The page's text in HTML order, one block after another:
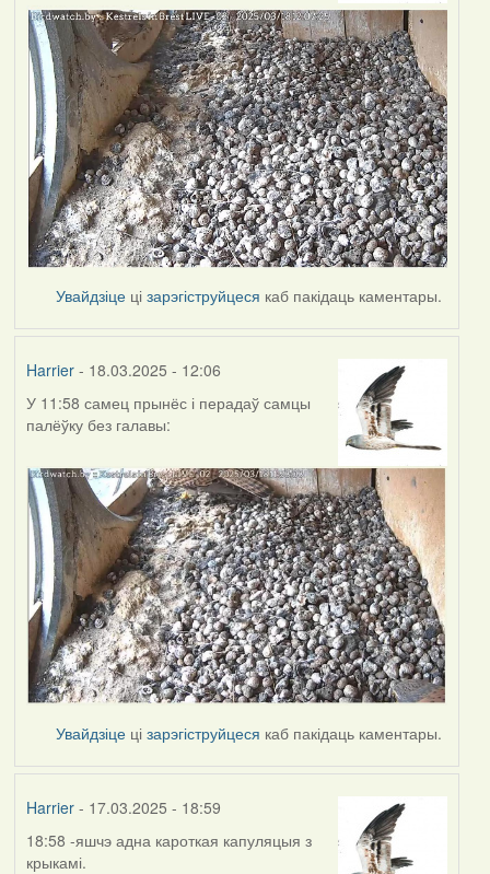
Увайдзіце цізарэгіструйцеся каб пакідаць каментары.
Harrier- 18.03.2025 - 12:06
У 11:58 самец прынёс і перадаў самцы
палёўку без галавы:
Увайдзіце цізарэгіструйцеся каб пакідаць каментары.
Harrier- 17.03.2025 - 18:59
18:58 -яшчэ адна кароткая капуляцыя з
крыкамі.